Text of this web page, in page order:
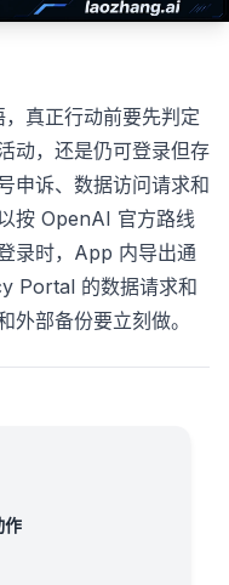
真正行动前要先判定
动，还是仍可登录但存
申诉、数据访问请求和
按 OpenAI 官方路线
录时，App 内导出通
Portal 的数据请求和
外部备份要立刻做。
作